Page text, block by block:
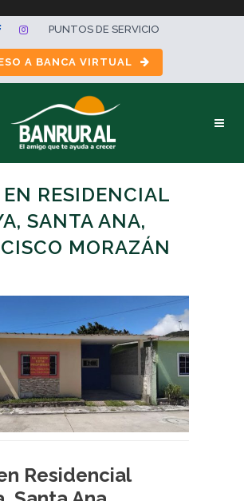
PUNTOS DE SERVICIO
A BANCA VIRTUAL
EN RESIDENCIAL
SANTA ANA,
MORAZÁN
Residencial